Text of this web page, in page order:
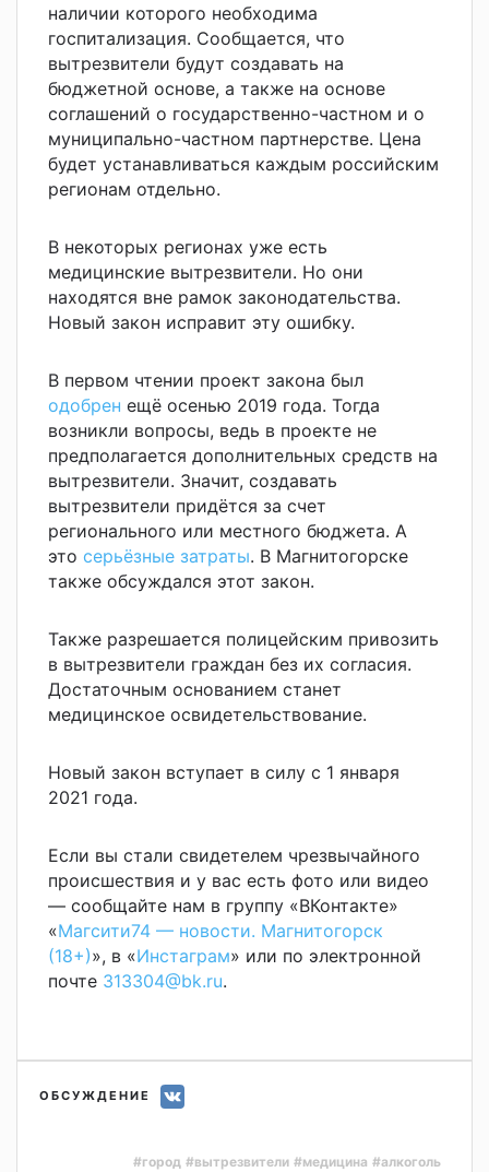
наличии которого необходима
госпитализация. Сообщается, что
вытрезвители будут создавать на
бюджетной основе, а также на основе
соглашений о государственно-частном и о
муниципально-частном партнерстве. Цена
будет устанавливаться каждым российским
регионам отдельно.
В некоторых регионах уже есть
медицинские вытрезвители. Но они
находятся вне рамок законодательства.
Новый закон исправит эту ошибку.
В первом чтении проект закона был
одобрен ещё осенью 2019 года. Тогда
возникли вопросы, ведь в проекте не
предполагается дополнительных средств на
вытрезвители. Значит, создавать
вытрезвители придётся за счет
регионального или местного бюджета. А
это серьёзные затраты. В Магнитогорске
также обсуждался этот закон.
Также разрешается полицейским привозить
в вытрезвители граждан без их согласия.
Достаточным основанием станет
медицинское освидетельствование.
Новый закон вступает в силу с 1 января
2021 года.
Если вы стали свидетелем чрезвычайного
происшествия и у вас есть фото или видео
— сообщайте нам в группу «ВКонтакте»
«Магсити74 — новости. Магнитогорск
(18+)», в «Инстаграм» или по электронной
почте 313304@bk.ru.
ОБСУЖДЕНИЕ
#город #вытрезвители #медицина #алкоголь